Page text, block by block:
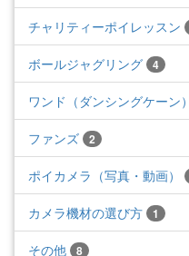
チャリティーポイレッスン
ボールジャグリング 4
ワンド（ダンシングケーン）
ファンズ 2
ポイカメラ（写真・動画）
カメラ機材の選び方 1
その他 8